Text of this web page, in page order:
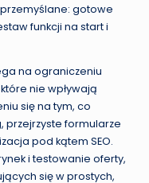
gotowe
funkcji na start i
na ograniczeniu
nie wpływają
się na tym, co
przejrzyste formularze
pod kątem SEO.
i testowanie oferty,
się w prostych,